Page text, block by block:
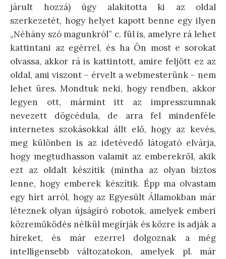
járult hozzá) úgy alakította ki az oldal
szerkezetét, hogy helyet kapott benne egy ilyen
„Néhány szó magunkról” c. fül is, amelyre rá lehet
kattintani az egérrel, és ha Ön most e sorokat
olvassa, akkor rá is kattintott, amire feljött ez az
oldal, ami viszont – érvelt a webmesterünk – nem
lehet üres. Mondtuk neki, hogy rendben, akkor
legyen ott, mármint itt az impresszumnak
nevezett dögcédula, de arra fel mindenféle
internetes szokásokkal állt elő, hogy az kevés,
meg különben is az idetévedő látogató elvárja,
hogy megtudhasson valamit az emberekről, akik
ezt az oldalt készítik (mintha az olyan biztos
lenne, hogy emberek készítik. Épp ma olvastam
egy hírt arról, hogy az Egyesült Államokban már
léteznek olyan újságíró robotok, amelyek emberi
közreműködés nélkül megírják és közre is adják a
híreket, és már ezerrel dolgoznak a még
intelligensebb változatokon, amelyek pl. már